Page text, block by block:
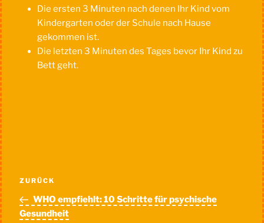
Die ersten 3 Minuten nach denen Ihr Kind vom
Kindergarten oder der Schule nach Hause
gekommen ist.
Die letzten 3 Minuten des Tages bevor Ihr Kind zu
Bett geht.
Beitragsnavigation
Vorheriger
Beitrag
ZURÜCK
WHO empfiehlt: 10 Schritte für psychische
Gesundheit